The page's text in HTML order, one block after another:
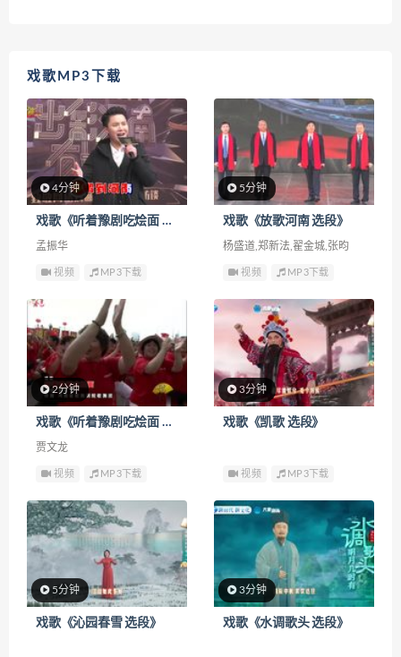
戏歌MP3下载
4分钟
戏歌《听着豫剧吃烩面 选段》
孟振华
视频 MP3下载
5分钟
戏歌《放歌河南 选段》
杨盛道,郑新法,翟金城,张昀
视频 MP3下载
2分钟
戏歌《听着豫剧吃烩面 选段》
贾文龙
视频 MP3下载
3分钟
戏歌《凯歌 选段》
视频 MP3下载
5分钟
戏歌《沁园春雪 选段》
3分钟
戏歌《水调歌头 选段》